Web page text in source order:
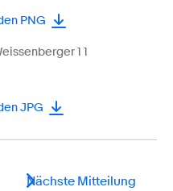
PNG
1 1
JPG
Nächste Mitteilung